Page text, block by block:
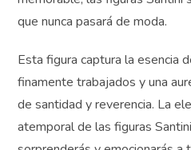
regalo memorable, las figuras
sublime que nunca pasará de
Esta figura captura la esencia
detalles finamente trabajados
un toque de santidad y
sofisticación atemporal de las